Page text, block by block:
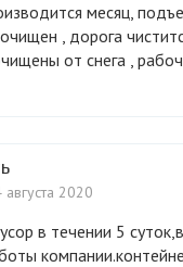
месяц,
, дорога
от снега ,
августа 2020